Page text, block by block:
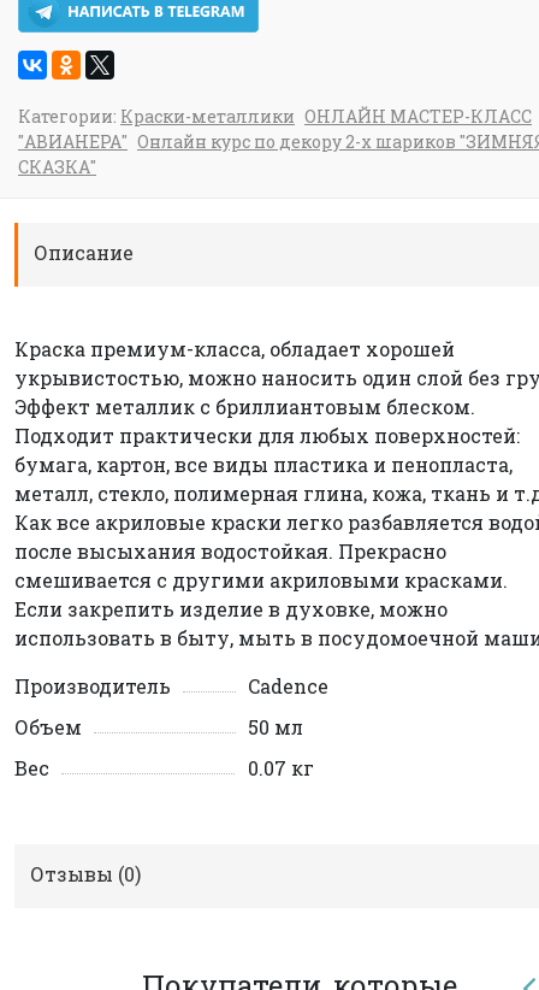
Категории: Краски-металлики ОНЛАЙН МАСТЕР-КЛАСС
"АВИАНЕРА" Онлайн курс по декору 2-х шариков
СКАЗКА"
Описание
Краска премиум-класса, обладает хорошей
укрывистостью, можно наносить один слой без
Эффект металлик с бриллиантовым блеском.
Подходит практически для любых поверхностей:
бумага, картон, все виды пластика и пенопласта,
металл, стекло, полимерная глина, кожа, ткань и
Как все акриловые краски легко разбавляется
после высыхания водостойкая. Прекрасно
смешивается с другими акриловыми красками.
Если закрепить изделие в духовке, можно
использовать в быту, мыть в посудомоечной
Производитель
Cadence
Объем
50 мл
Вес
0.07 кг
Отзывы (0)